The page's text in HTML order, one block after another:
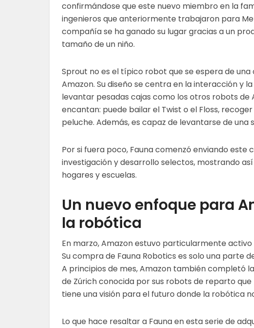
confirmándose que este nuevo miembro en la
ingenieros que anteriormente trabajaron para
compañía se ha ganado su lugar gracias a un
tamaño de un niño.
Sprout no es el típico robot que se espera de
Amazon. Su diseño se centra en la interacción y
levantar pesadas cajas como los otros robots de
encantan: puede bailar el Twist o el Floss,
peluche. Además, es capaz de levantarse de
Por si fuera poco, Fauna comenzó enviando este
investigación y desarrollo selectos, mostrando
hogares y escuelas.
Un nuevo enfoque para
la robótica
En marzo, Amazon estuvo particularmente
Su compra de Fauna Robotics es solo una parte
A principios de mes, Amazon también completó
de Zúrich conocida por sus robots de reparto
tiene una visión para el futuro donde la robótica
Lo que hace resaltar a Fauna en esta serie de